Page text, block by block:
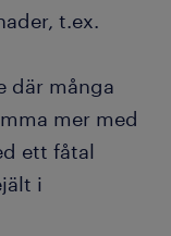
t.ex.
där många
mer med
ett fåtal
i